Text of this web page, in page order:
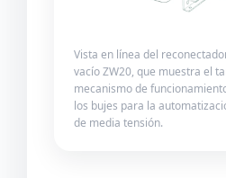
Vista en línea del
vacío ZW20, que muestra el
mecanismo de
los bujes para la
de media tensión.